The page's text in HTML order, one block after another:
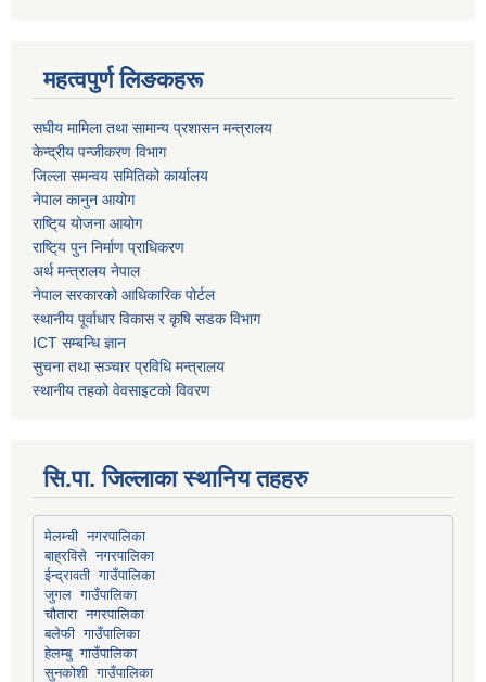
महत्वपुर्ण लिङकहरू
स‌घीय मामिला तथा सामान्य प्रशासन मन्त्रालय
केन्द्रीय पन्जीकरण विभाग
जिल्ला समन्वय समितिको कार्यालय
नेपाल कानुन आयोग
राष्टि्य योजना आयोग
राष्टि्य पुन निर्माण प्राधिकरण
अर्थ मन्त्रालय नेपाल
नेपाल सरकारको आधिकारिक पोर्टल
स्थानीय पूर्वाधार विकास र कृषि सडक विभाग
ICT सम्बन्धि ज्ञान
सुचना तथा सञ्चार प्रविधि मन्त्रालय
स्थानीय तहको वेवसाइटको विवरण
सि.पा. जिल्लाका स्थानिय तहहरु
मेलम्ची नगरपालिका
बाह्रविसे नगरपालिका
ईन्द्रावती गाउँपालिका
जुगल गाउँपालिका
चौतारा नगरपालिका
बलेफी गाउँपालिका
हेलम्बु गाउँपालिका
सुनकोशी गाउँपालिका